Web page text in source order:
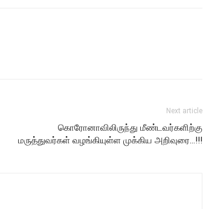
Next article
கொரோனாவிலிருந்து மீண்டவர்களிற்கு
மருத்துவர்கள் வழங்கியுள்ள முக்கிய அறிவுரை…!!!